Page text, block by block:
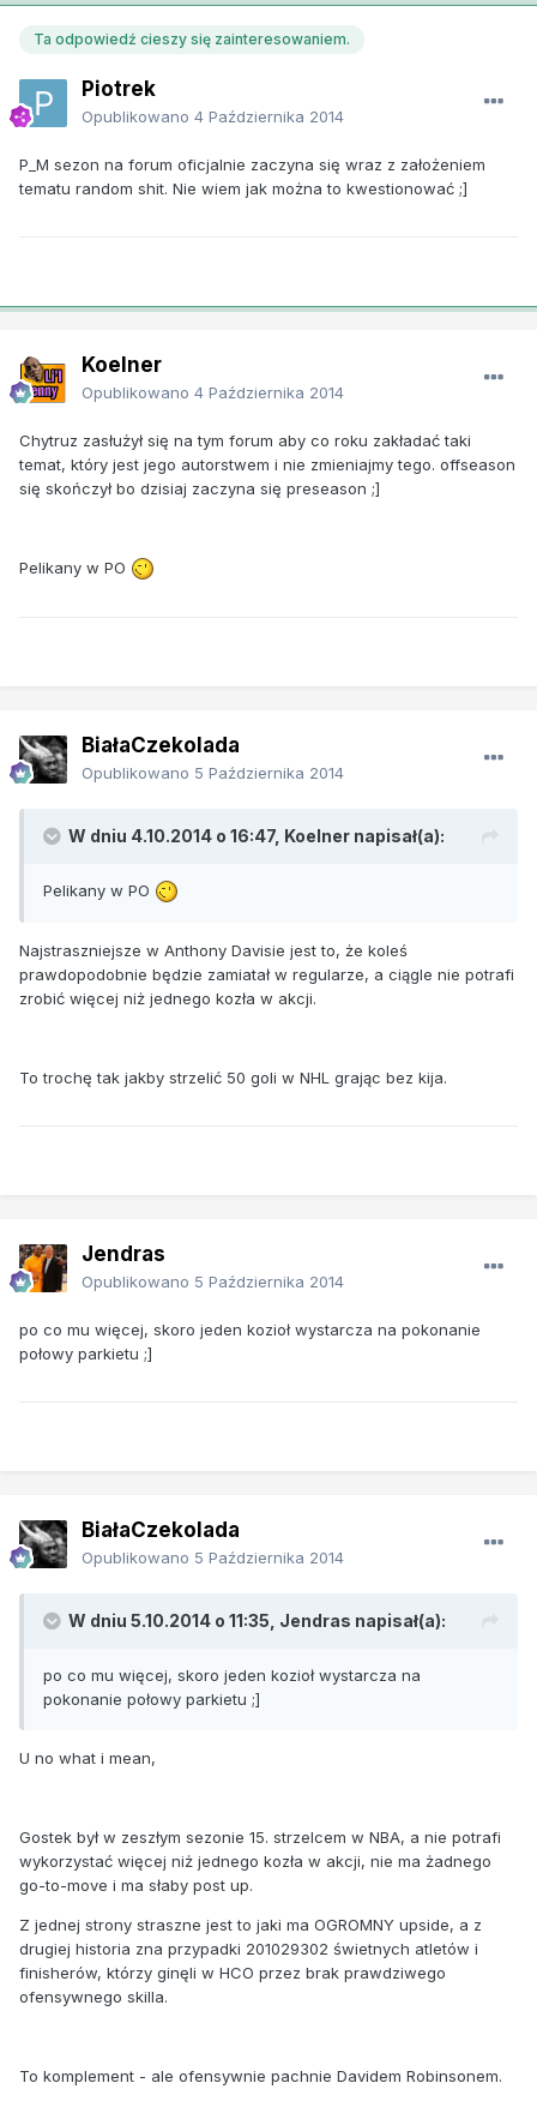
Ta odpowiedź cieszy się zainteresowaniem.
Piotrek
Opublikowano 4 Października 2014
P_M sezon na forum oficjalnie zaczyna się wraz z założeniem
tematu random shit. Nie wiem jak można to kwestionować ;]
Koelner
Opublikowano 4 Października 2014
Chytruz zasłużył się na tym forum aby co roku zakładać taki
temat, który jest jego autorstwem i nie zmieniajmy tego. offseason
się skończył bo dzisiaj zaczyna się preseason ;]
Pelikany w PO
BiałaCzekolada
Opublikowano 5 Października 2014
W dniu 4.10.2014 o 16:47, Koelner napisał(a):
Pelikany w PO
Najstraszniejsze w Anthony Davisie jest to, że koleś
prawdopodobnie będzie zamiatał w regularze, a ciągle nie potrafi
zrobić więcej niż jednego kozła w akcji.
To trochę tak jakby strzelić 50 goli w NHL grając bez kija.
Jendras
Opublikowano 5 Października 2014
po co mu więcej, skoro jeden kozioł wystarcza na pokonanie
połowy parkietu ;]
BiałaCzekolada
Opublikowano 5 Października 2014
W dniu 5.10.2014 o 11:35, Jendras napisał(a):
po co mu więcej, skoro jeden kozioł wystarcza na
pokonanie połowy parkietu ;]
U no what i mean,
Gostek był w zeszłym sezonie 15. strzelcem w NBA, a nie potrafi
wykorzystać więcej niż jednego kozła w akcji, nie ma żadnego
go-to-move i ma słaby post up.
Z jednej strony straszne jest to jaki ma OGROMNY upside, a z
drugiej historia zna przypadki 201029302 świetnych atletów i
finisherów, którzy ginęli w HCO przez brak prawdziwego
ofensywnego skilla.
To komplement - ale ofensywnie pachnie Davidem Robinsonem.